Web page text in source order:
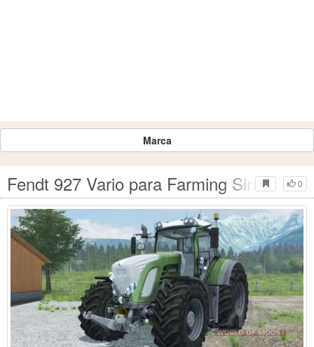
Marca
0
Fendt 927 Vario para Farming Simulator